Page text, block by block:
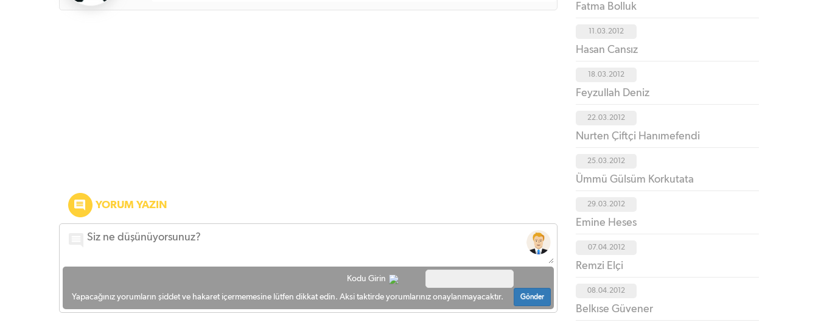
YORUM YAZIN
Kodu Girin
Yapacağınız yorumların şiddet ve hakaret içermemesine lütfen dikkat edin. Aksi taktirde yorumlarınız onaylanmayacaktır. Gönder
Fatma Bolluk
11.03.2012
Hasan Cansız
18.03.2012
Feyzullah Deniz
22.03.2012
Nurten Çiftçi Hanımefendi
25.03.2012
Ümmü Gülsüm Korkutata
29.03.2012
Emine Heses
07.04.2012
Remzi Elçi
08.04.2012
Belkıse Güvener